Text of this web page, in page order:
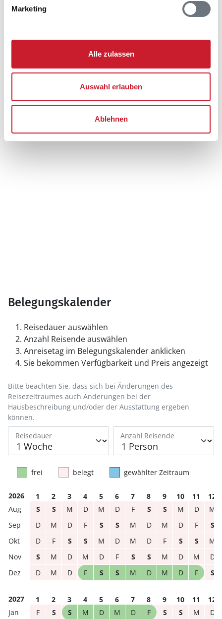
Marketing
Alle zulassen
Auswahl erlauben
Ablehnen
Lageplan
Adresse
Blåvand
Belegungskalender
Reisedauer auswählen
Anzahl Reisende auswählen
Anreisetag im Belegungskalender anklicken
Sie bekommen Verfügbarkeit und Preis angezeigt
Reisedauer Anzahl Reisende
Bitte beachten Sie, dass sich bei Änderungen des
Reisezeitraumes auch Änderungen bei der
Hausbeschreibung und/oder der Ausstattung ergeben
können.
frei belegt gewählter Zeitraum
2026 1 2 3 4 5 6 7 8 9 10 11
12
S
S M D M D F S S M D
M
D
M D F S S M D M D F
S
D
F S S M D M D F S S
M
S
M D M D F S S M D M
D
D
M D F S S M D M D F S
2027 1 2 3 4 5 6 7 8 9 10 11
12
F
S S M D M D F S S M D